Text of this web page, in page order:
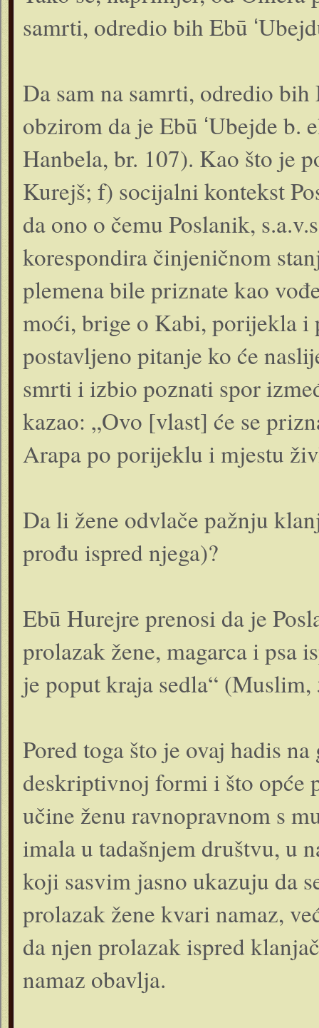
samrti, odredio bih Ebū
Da sam na samrti, odredio bih
obzirom da je Ebū ʻUbejde b.
Hanbela, br. 107). Kao što je
Kurejš; f) socijalni kontekst
da ono o čemu Poslanik,
korespondira činjeničnom
plemena bile priznate kao
moći, brige o Kabi, porijekla i
postavljeno pitanje ko će
smrti i izbio poznati spor
kazao: „Ovo [vlast] će se
Arapa po porijeklu i mjestu
Da li žene odvlače pažnju
prođu ispred njega)?
Ebū Hurejre prenosi da je
prolazak žene, magarca i psa
je poput kraja sedla“ (Muslim,
Pored toga što je ovaj hadis
deskriptivnoj formi i što opće
učine ženu ravnopravnom s
imala u tadašnjem društvu, u
koji sasvim jasno ukazuju da
prolazak žene kvari namaz,
da njen prolazak ispred
namaz obavlja.